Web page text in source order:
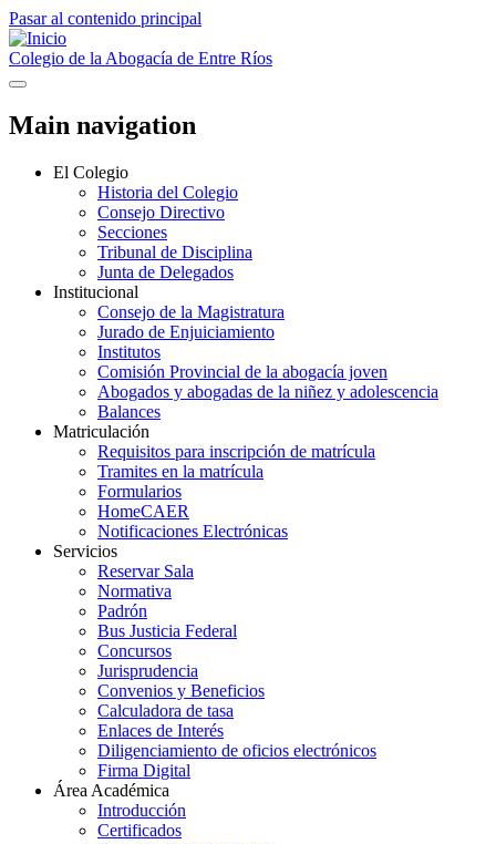
Pasar al contenido principal
Colegio de la Abogacía de Entre Ríos
Main navigation
El Colegio
Historia del Colegio
Consejo Directivo
Secciones
Tribunal de Disciplina
Junta de Delegados
Institucional
Consejo de la Magistratura
Jurado de Enjuiciamiento
Institutos
Comisión Provincial de la abogacía joven
Abogados y abogadas de la niñez y adolescencia
Balances
Matriculación
Requisitos para inscripción de matrícula
Tramites en la matrícula
Formularios
HomeCAER
Notificaciones Electrónicas
Servicios
Reservar Sala
Normativa
Padrón
Bus Justicia Federal
Concursos
Jurisprudencia
Convenios y Beneficios
Calculadora de tasa
Enlaces de Interés
Diligenciamiento de oficios electrónicos
Firma Digital
Área Académica
Introducción
Certificados